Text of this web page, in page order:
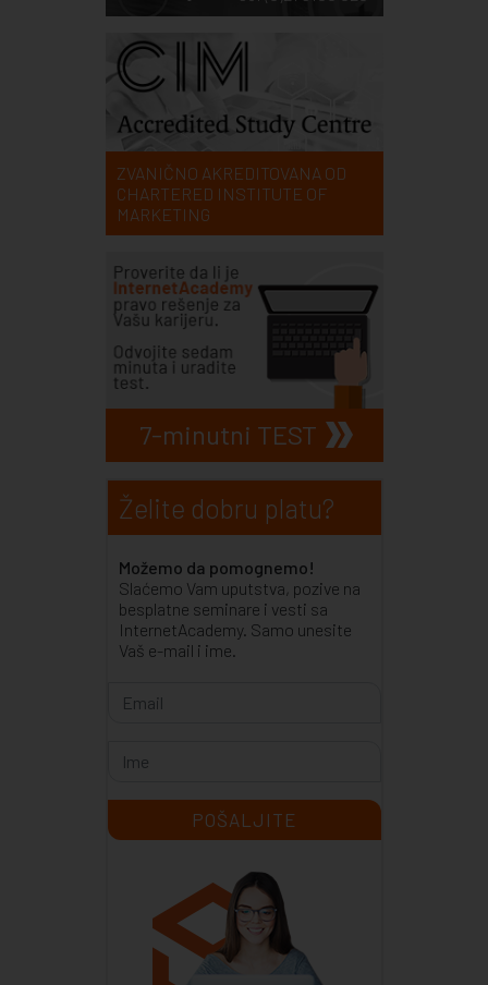
ZVANIČNO AKREDITOVANA OD
CHARTERED INSTITUTE OF
MARKETING
7-minutni TEST
Želite dobru platu?
Možemo da pomognemo!
Slaćemo Vam uputstva, pozive na
besplatne seminare i vesti sa
InternetAcademy. Samo unesite
Vaš e-mail i ime.